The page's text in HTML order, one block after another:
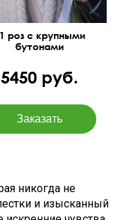
роз с крупными
бутонами
5450 руб.
никогда не
и изысканный